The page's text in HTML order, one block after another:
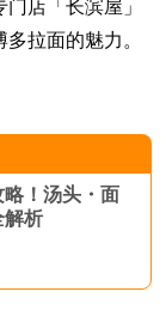
店「长滨屋」
拉面的魅力。
略！汤头・面
解析